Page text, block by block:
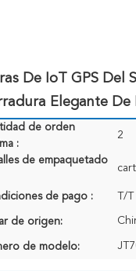
De IoT GPS Del
Elegante De
de orden
:
2
de empaquetado
de pago : T/T
de origen:
de modelo: